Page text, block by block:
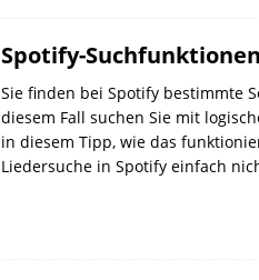
Spotify-
Sie finden bei Spotify bestimmte
diesem Fall suchen Sie mit
in diesem Tipp, wie das
Liedersuche in Spotify einfach